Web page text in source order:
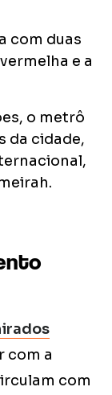
com duas
e a
o metrô
da cidade,
com a
com